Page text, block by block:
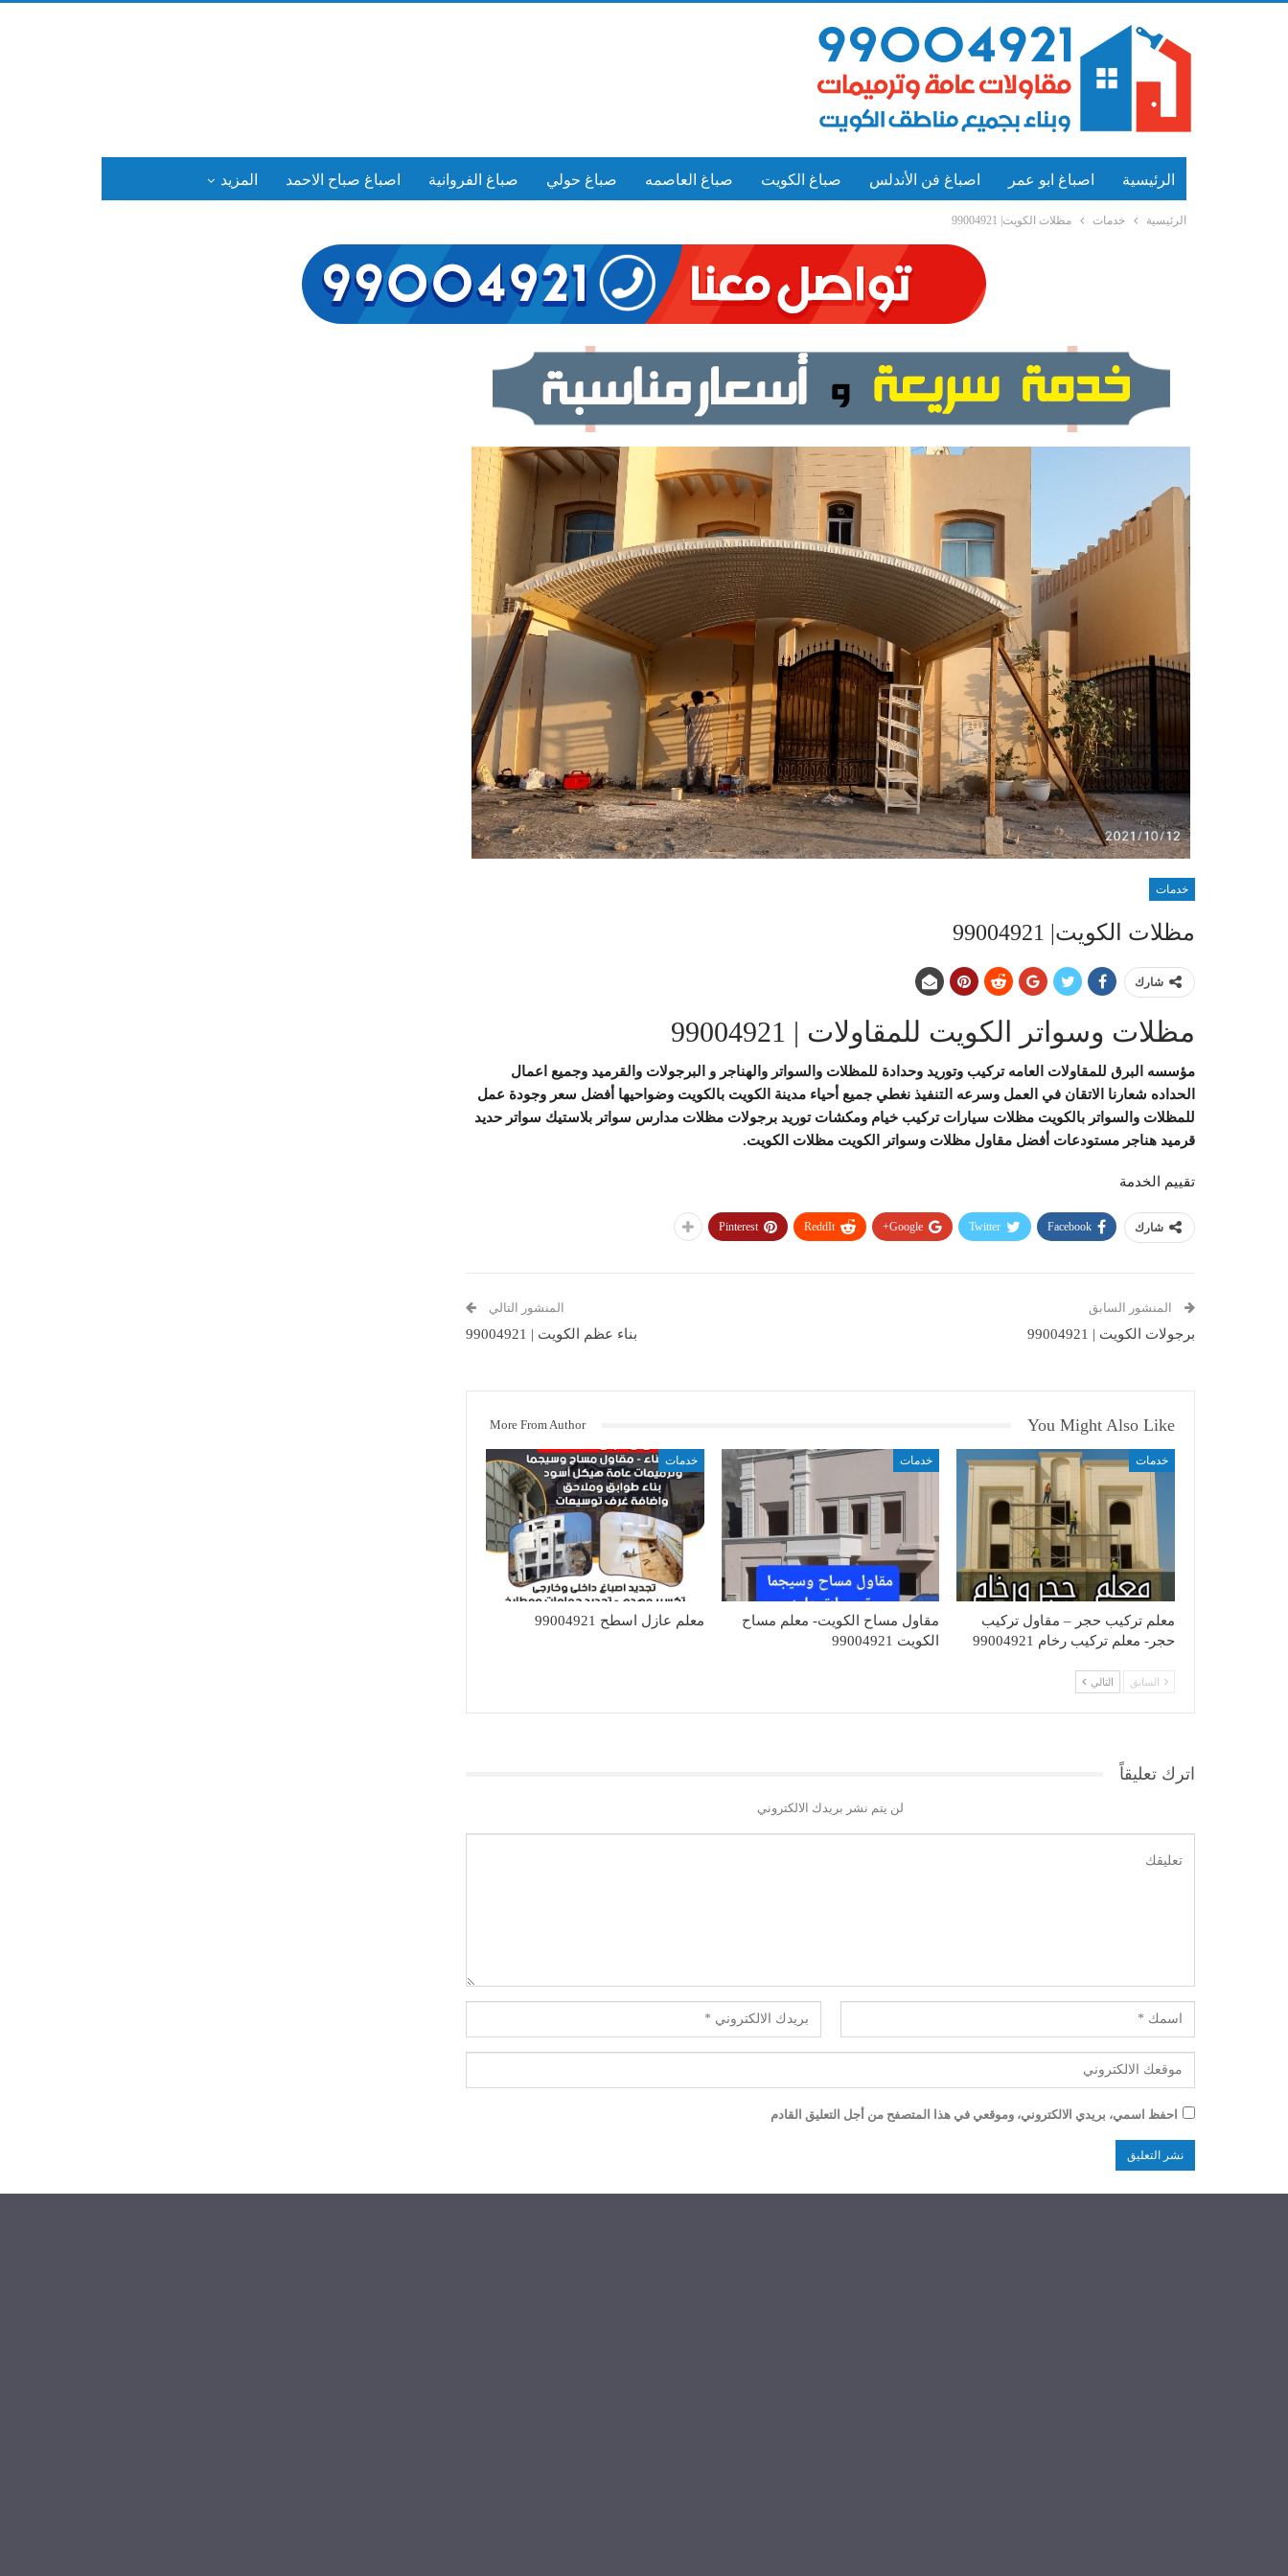
الرئيسية اصباغ ابو عمر اصباغ فن الأندلس صباغ الكويت صباغ العاصمه صباغ حولي صباغ الفروانية اصباغ صباح الاحمد المزيد
الرئيسية خدمات مظلات الكويت| 99004921
خدمات
مظلات الكويت| 99004921
شارك
مظلات وسواتر الكويت للمقاولات | 99004921
مؤسسه البرق للمقاولات العامه تركيب وتوريد وحدادة للمظلات والسواتر والهناجر و البرجولات والقرميد وجميع اعمال
الحداده شعارنا الاتقان في العمل وسرعه التنفيذ نغطي جميع أحياء مدينة الكويت بالكويت وضواحيها أفضل سعر وجودة عمل
للمظلات والسواتر بالكويت مظلات سيارات تركيب خيام ومكشات توريد برجولات مظلات مدارس سواتر بلاستيك سواتر حديد
قرميد هناجر مستودعات أفضل مقاول مظلات وسواتر الكويت مظلات الكويت.
تقييم الخدمة
شارك Facebook
Twitter
Google+
ReddIt
Pinterest
المنشور السابق
برجولات الكويت | 99004921
المنشور التالي
بناء عظم الكويت | 99004921
You Might Also Like
More From Author
خدمات
معلم تركيب حجر – مقاول تركيب
حجر- معلم تركيب رخام 99004921
خدمات
مقاول مساح الكويت- معلم مساح
الكويت 99004921
خدمات
معلم عازل اسطح 99004921
السابق التالي
اترك تعليقاً
لن يتم نشر بريدك الالكتروني
احفظ اسمي، بريدي الالكتروني، وموقعي في هذا المتصفح من أجل التعليق القادم